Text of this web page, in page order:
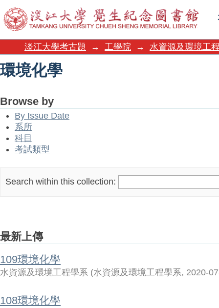
環境化學
淡江大學考古題 → 工學院 → 水資源及環境工
環境化學
Browse by
By Issue Date
系所
科目
考試類型
Search within this collection:
最新上傳
109環境化學
水資源及環境工程學系 (水資源及環境工程學系, 2020-
108環境化學